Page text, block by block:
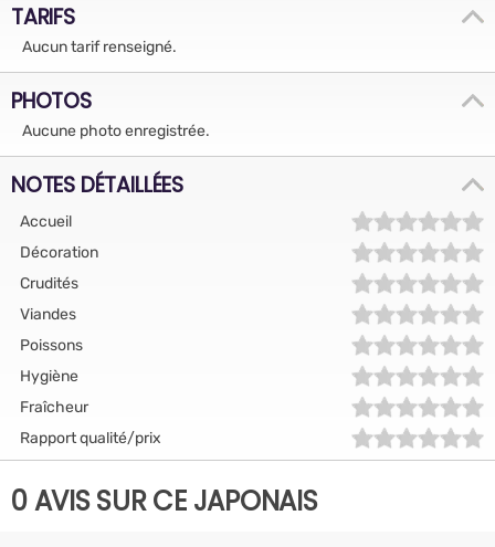
TARIFS
Aucun tarif renseigné.
PHOTOS
Aucune photo enregistrée.
NOTES DÉTAILLÉES
Accueil
Décoration
Crudités
Viandes
Poissons
Hygiène
Fraîcheur
Rapport qualité/prix
0 AVIS SUR CE JAPONAIS